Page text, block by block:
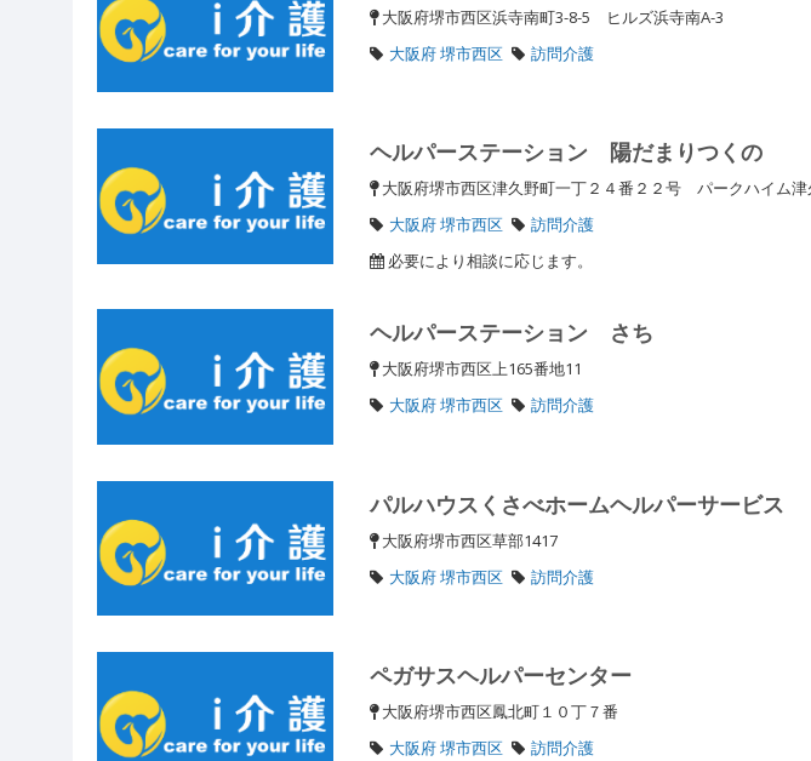
大阪府堺市西区浜寺南町3-8-5 ヒルズ浜寺南A-3
大阪府 堺市西区
訪問介護
ヘルパーステーション 陽だまりつくの
大阪府堺市西区津久野町一丁２４番２２号 パークハイム津
大阪府 堺市西区
訪問介護
必要により相談に応じます。
ヘルパーステーション さち
大阪府堺市西区上165番地11
大阪府 堺市西区
訪問介護
パルハウスくさべホームヘルパーサービス
大阪府堺市西区草部1417
大阪府 堺市西区
訪問介護
ペガサスヘルパーセンター
大阪府堺市西区鳳北町１０丁７番
大阪府 堺市西区
訪問介護